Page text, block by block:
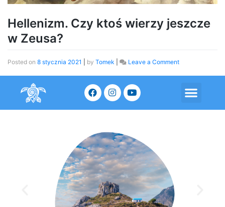
Hellenizm. Czy ktoś wierzy jeszcze
w Zeusa?
Posted on 8 stycznia 2021 by Tomek Leave a Comment